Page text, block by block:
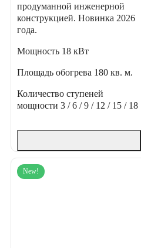
продуманной инженерной
конструкцией. Новинка 2026
года.
Мощность 18 кВт
Площадь обогрева 180 кв. м.
Количество ступеней
мощности 3 / 6 / 9 / 12 / 15 / 18
New!